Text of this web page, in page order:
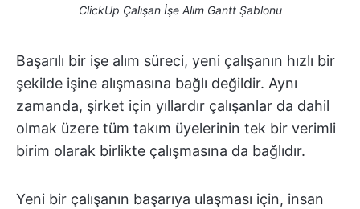
ClickUp Çalışan İşe Alım Gantt Şablonu
Başarılı bir işe alım süreci, yeni çalışanın hızlı bir
şekilde işine alışmasına bağlı değildir. Aynı
zamanda, şirket için yıllardır çalışanlar da dahil
olmak üzere tüm takım üyelerinin tek bir verimli
birim olarak birlikte çalışmasına da bağlıdır.
Yeni bir çalışanın başarıya ulaşması için, insan